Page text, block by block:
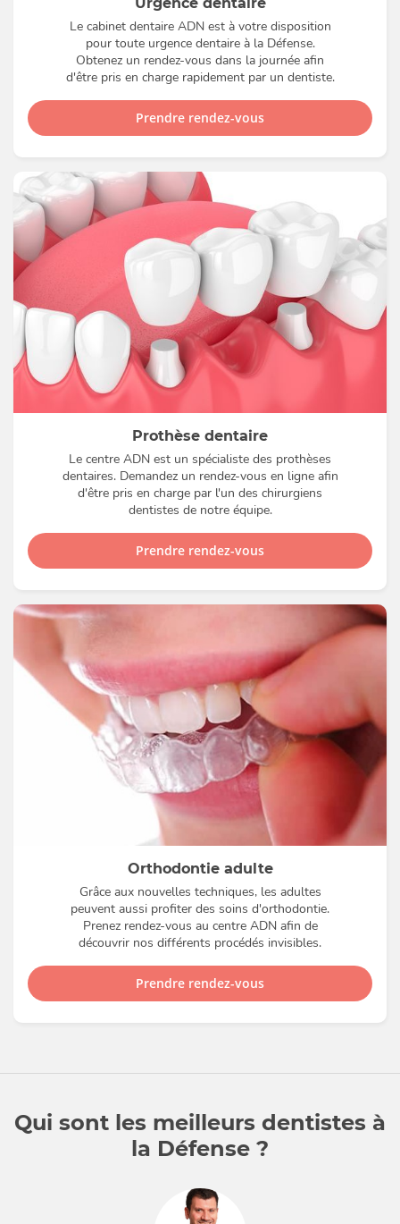
Le cabinet dentaire ADN est à votre disposition
pour toute urgence dentaire à la Défense.
Obtenez un rendez-vous dans la journée afin
d'être pris en charge rapidement par un dentiste.
Prendre rendez-vous
Prothèse dentaire
Le centre ADN est un spécialiste des prothèses
dentaires. Demandez un rendez-vous en ligne afin
d'être pris en charge par l'un des chirurgiens
dentistes de notre équipe.
Prendre rendez-vous
Orthodontie adulte
Grâce aux nouvelles techniques, les adultes
peuvent aussi profiter des soins d'orthodontie.
Prenez rendez-vous au centre ADN afin de
découvrir nos différents procédés invisibles.
Prendre rendez-vous
Qui sont les meilleurs dentistes à
la Défense ?